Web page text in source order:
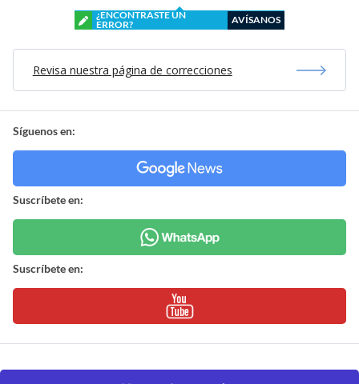
¿ENCONTRASTE UN
ERROR?
AVÍSANOS
Revisa nuestra página de correcciones
Síguenos en:
Suscríbete en:
Suscríbete en: